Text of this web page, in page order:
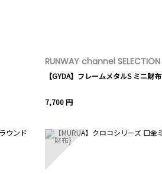
RUNWAY channel SELECTION
【GYDA】フレームメタルS ミニ財布
7,700 円